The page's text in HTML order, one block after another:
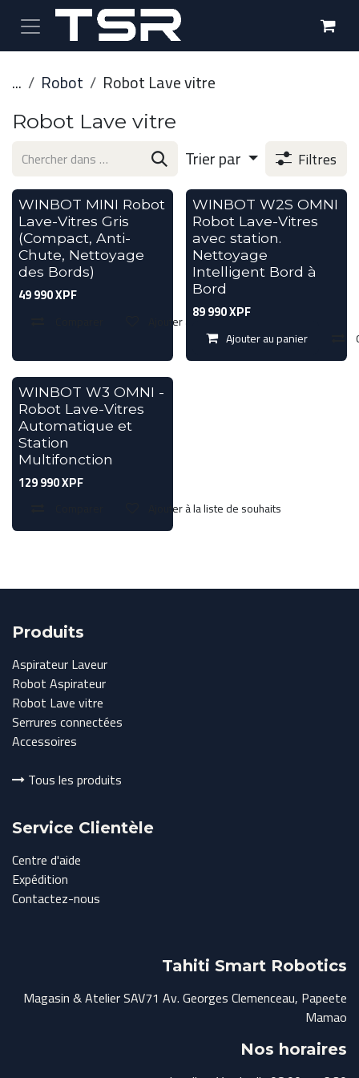
Se rendre au contenu
... Robot Robot Lave vitre
Robot Lave vitre
Trier par Filtres
Réassort en cours
WINBOT MINI Robot
Lave-Vitres Gris
(Compact, Anti-
Chute, Nettoyage
des Bords)
49 990XPF
Ajouter à la liste de souhaits
Bientôt en Magasin
WINBOT W2S OMNI
Robot Lave-Vitres
avec station.
Nettoyage
Intelligent Bord à
Bord
89 990XPF
Ajouter au panier
Bientôt en Magasin
WINBOT W3 OMNI -
Robot Lave-Vitres
Automatique et
Station
Multifonction
129 990XPF
Ajouter à la liste de souhaits
Produits
Aspirateur Laveur
Robot Aspirateur
Robot Lave vitre
Serrures connectées
Accessoires
Tous les produits
Service Clientèle
Centre d'aide
Expédition
Contactez-nous
Tahiti Smart Robotics
Magasin & Atelier SAV71 Av. Georges Clemenceau, Papeete
Mamao
Nos horaires